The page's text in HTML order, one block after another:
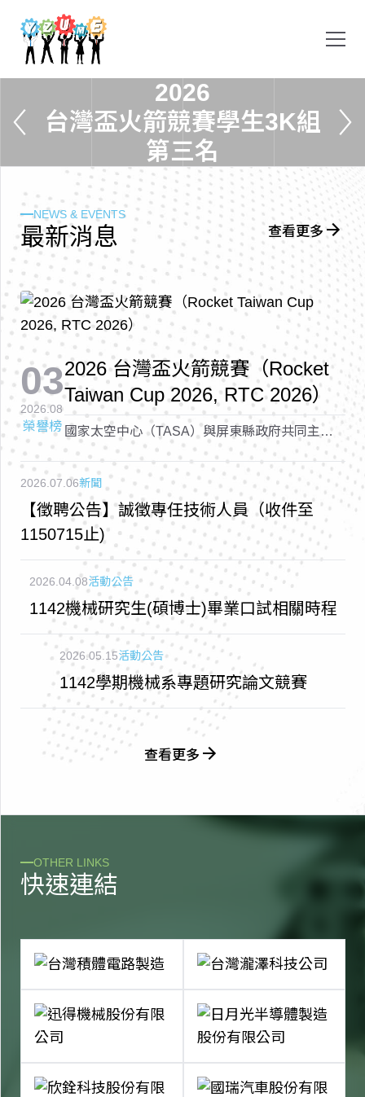
2026
台灣盃火箭競賽學生3K組
第三名
NEWS & EVENTS
最新消息 查看更多
03
2026.08
榮譽榜
2026 台灣盃火箭競賽（Rocket
Taiwan Cup 2026, RTC 2026）
國家太空中心（TASA）與屏東縣政府共同主辦
的「2026 台灣盃火箭競賽（Rocket Taiwan Cup
2026, RTC 2026）
2026.07.06新聞
【徵聘公告】誠徵專任技術人員（收件至
1150715止)
2026.04.08活動公告
1142機械研究生(碩博士)畢業口試相關時程
2026.05.15活動公告
1142學期機械系專題研究論文競賽
查看更多
OTHER LINKS
快速連結